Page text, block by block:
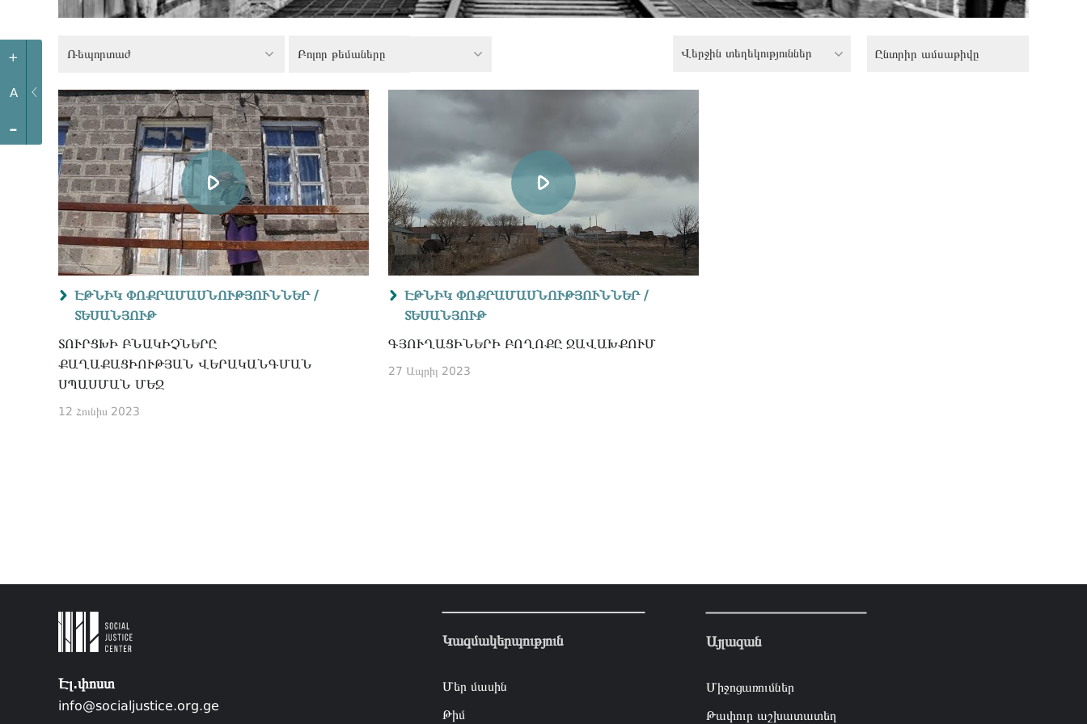
+
A
-
Ռեպորտաժ Բոլոր թեմաները Վերջին տեղեկություններ
ԷԹՆԻԿ ՓՈՔՐԱՄԱՍՆՈՒԹՅՈՒՆՆԵՐ /
ՏԵՍԱՆՅՈՒԹ
ՏՈՒՐՑԽԻ ԲՆԱԿԻՉՆԵՐԸ
ՔԱՂԱՔԱՑԻՈՒԹՅԱՆ ՎԵՐԱԿԱՆԳՄԱՆ
ՍՊԱՍՄԱՆ ՄԵՋ
12 Հունիս 2023
ԷԹՆԻԿ ՓՈՔՐԱՄԱՍՆՈՒԹՅՈՒՆՆԵՐ /
ՏԵՍԱՆՅՈՒԹ
ԳՅՈՒՂԱՑԻՆԵՐԻ ԲՈՂՈՔԸ ՋԱՎԱԽՔՈՒՄ
27 Ապրիլ 2023
Էլ.փոստ
info@socialjustice.org.ge
Կազմակերպություն
Մեր մասին
Թիմ
Այլազան
Միջոցառումներ
Թափուր աշխատատեղ